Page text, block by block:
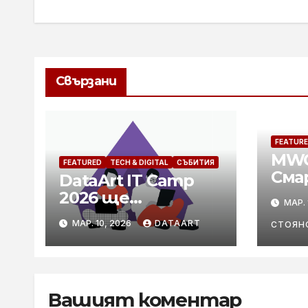
Свързани
FEATURED TECH & DIGITAL СЪБИТИЯ
DataArt IT Camp
2026 ще
подпомага
кариерното
развитие на
бранш
МАР. 10, 2026 DATAART
МАР.
Вашият коментар